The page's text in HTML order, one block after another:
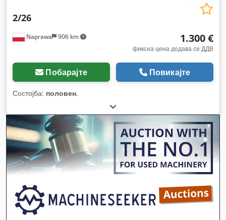
Naprawa 906 km
2/26
1.300 €
фиксна цена додава се ДДВ
Побарајте Повикајте
Состојба: половен,